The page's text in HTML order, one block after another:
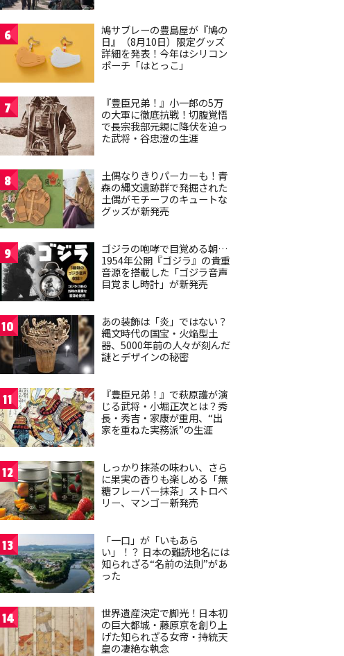
6
鳩サブレーの豊島屋が『鳩の
日』（8月10日）限定グッズ
詳細を発表！今年はシリコン
ポーチ「はとっこ」
7
『豊臣兄弟！』小一郎の5万
の大軍に徹底抗戦！切腹覚悟
で長宗我部元親に降伏を迫っ
た武将・谷忠澄の生涯
8
土偶なりきりパーカーも！青
森の縄文遺跡群で発掘された
土偶がモチーフのキュートな
グッズが新発売
9
ゴジラの咆哮で目覚める朝…
1954年公開『ゴジラ』の貴重
音源を搭載した「ゴジラ音声
目覚まし時計」が新発売
10
あの装飾は「炎」ではない？
縄文時代の国宝・火焔型土
器、5000年前の人々が刻んだ
謎とデザインの秘密
11
『豊臣兄弟！』で萩原護が演
じる武将・小堀正次とは？秀
長・秀吉・家康が重用、“出
家を重ねた実務派”の生涯
12
しっかり抹茶の味わい、さら
に果実の香りも楽しめる「無
糖フレーバー抹茶」ストロベ
リー、マンゴー新発売
13
「一口」が「いもあら
い」！？ 日本の難読地名には
知られざる“名前の法則”があ
った
14
世界遺産決定で脚光！日本初
の巨大都城・藤原京を創り上
げた知られざる女帝・持統天
皇の凄絶な執念